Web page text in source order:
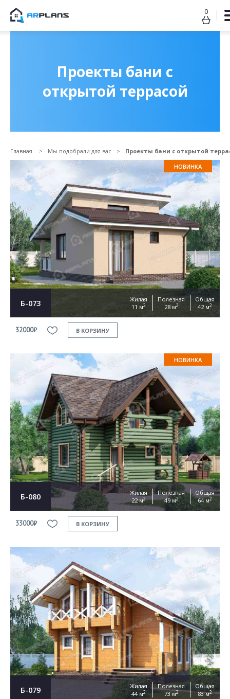
0
Проекты бани с
открытой террасой
Главная Мы подобрали для вас
Проекты бани с открытой
НОВИНКА
Б-073
Жилая
11 м2
Полезная
28 м2
Общая
42 м2
32000₽ В КОРЗИНУ
НОВИНКА
Б-080
Жилая
22 м2
Полезная
49 м2
Общая
64 м2
33000₽ В КОРЗИНУ
Б-079
Жилая
44 м2
Полезная
73 м2
Общая
83 м2
Прикрепить файл
Согласен на обработку персональных данных
This site is protected by reCAPTCHA and the Google Privacy Policy Terms of Service
ОТПРАВИТЬ
Продолжить покупки